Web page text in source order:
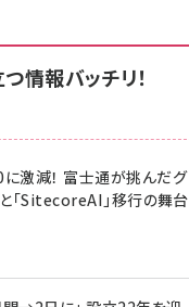
情報バッチリ！
激減！ 富士通が挑んだグ
「SitecoreAI」移行の舞台